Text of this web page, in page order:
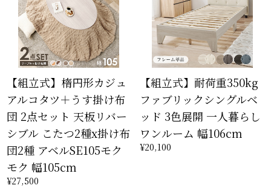
【組立式】楕円形カジュ
アルコタツ＋うす掛け布
団 2点セット 天板リバー
シブル こたつ2種x掛け布
団2種 アベルSE105モク
モク 幅105cm
¥27,500
【組立式】耐荷重350kg
ファブリックシングルベ
ッド 3色展開 一人暮らし
ワンルーム 幅106cm
¥20,100